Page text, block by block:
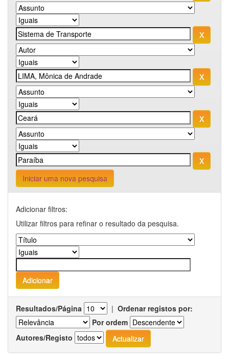
Iniciar uma nova pesquisa
Adicionar filtros:
Utilizar filtros para refinar o resultado da pesquisa.
Resultados/Página | Ordenar registos por:
Por ordem
Autores/Registo